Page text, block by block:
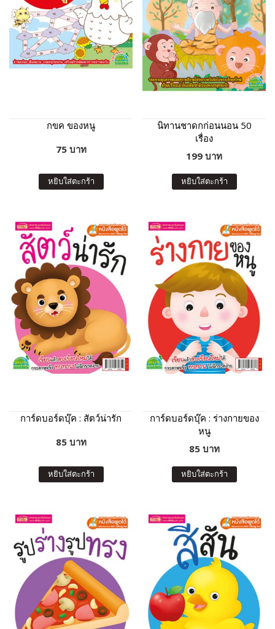
กขค ของหนู
75 บาท
หยิบใส่ตะกร้า
นิทานชาดกก่อนนอน 50
เรื่อง
199 บาท
หยิบใส่ตะกร้า
การ์ดบอร์ดบุ๊ค : สัตว์น่ารัก
85 บาท
หยิบใส่ตะกร้า
การ์ดบอร์ดบุ๊ค : ร่างกายของ
หนู
85 บาท
หยิบใส่ตะกร้า